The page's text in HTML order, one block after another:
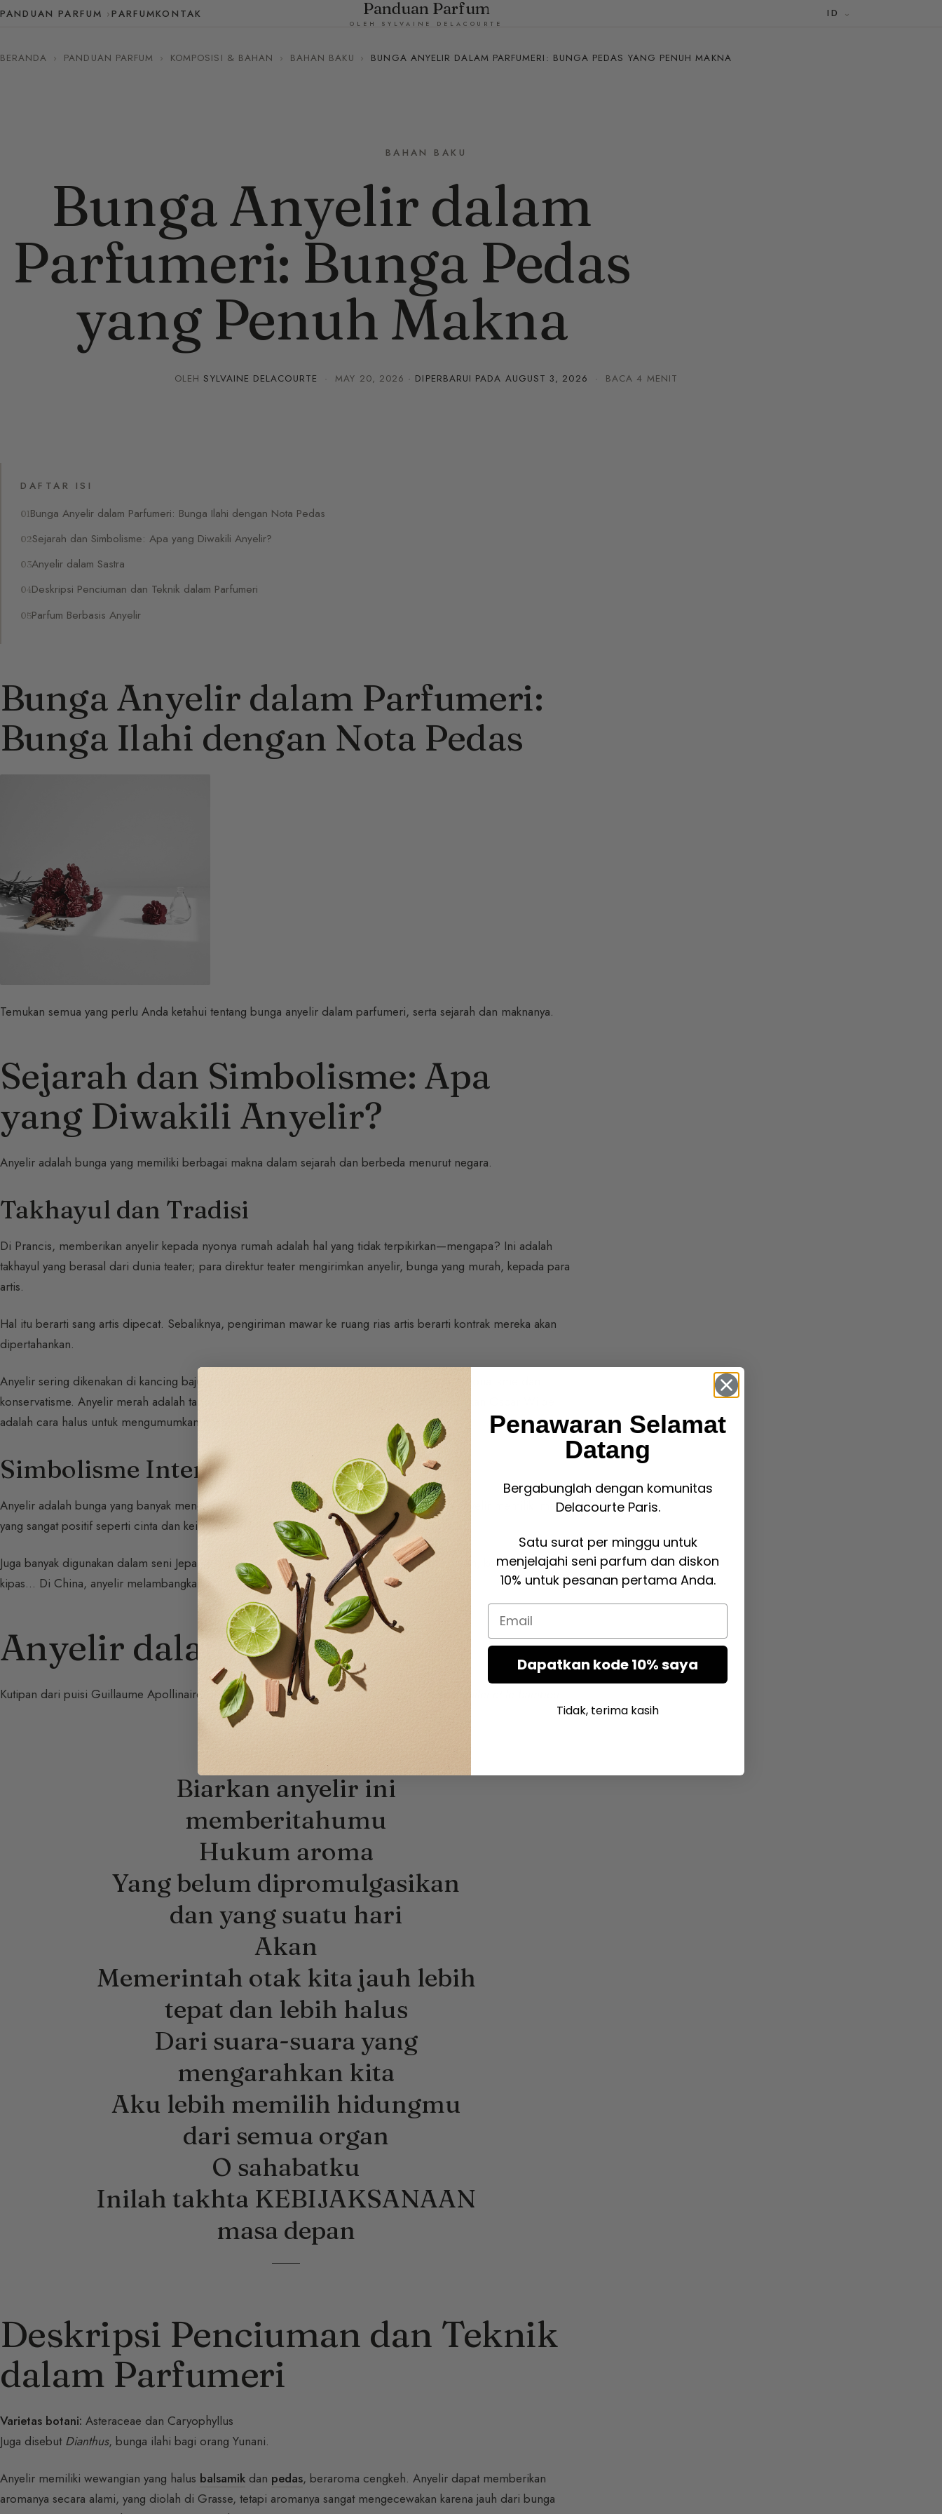
PANDUAN PARFUM PARFUMKONTAK Panduan Parfum
OLEH SYLVAINE DELACOURTE
ID
BERANDA › PANDUAN PARFUM › KOMPOSISI & BAHAN › BAHAN BAKU › BUNGA ANYELIR DALAM PARFUMERI: BUNGA PEDAS YANG PENUH MAKNA
BAHAN BAKU
Bunga Anyelir dalam
Parfumeri: Bunga Pedas
yang Penuh Makna
OLEH SYLVAINE DELACOURTE ·MAY 20, 2026 · DIPERBARUI PADA AUGUST 3, 2026 · BACA 4 MENIT
DAFTAR ISI
Bunga Anyelir dalam Parfumeri: Bunga Ilahi dengan Nota Pedas
Sejarah dan Simbolisme: Apa yang Diwakili Anyelir?
Anyelir dalam Sastra
Deskripsi Penciuman dan Teknik dalam Parfumeri
Parfum Berbasis Anyelir
Bunga Anyelir dalam Parfumeri:
Bunga Ilahi dengan Nota Pedas
Temukan semua yang perlu Anda ketahui tentang bunga anyelir dalam parfumeri, serta sejarah dan maknanya.
Sejarah dan Simbolisme: Apa
yang Diwakili Anyelir?
Anyelir adalah bunga yang memiliki berbagai makna dalam sejarah dan berbeda menurut negara.
Takhayul dan Tradisi
Di Prancis, memberikan anyelir kepada nyonya rumah adalah hal yang tidak terpikirkan—mengapa? Ini adalah
takhayul yang berasal dari dunia teater; para direktur teater mengirimkan anyelir, bunga yang murah, kepada para
artis.
Hal itu berarti sang artis dipecat. Sebaliknya, pengiriman mawar ke ruang rias artis berarti kontrak mereka akan
dipertahankan.
Anyelir sering dikenakan di kancing baju. Henri IV memakainya berwarna putih, simbol tradisionalisme dan
konservatisme. Anyelir merah adalah tanda revolusioner. Sementara anyelir hijau yang dikenakan Oscar Wilde
adalah cara halus untuk mengumumkan homoseksualitasnya.
Simbolisme Internasional
Anyelir adalah bunga yang banyak menghiasi pemakaman di Prancis, sementara di Jepang anyelir memiliki makna
yang sangat positif seperti cinta dan keistimewaan. Sering diberikan pada hari perayaan ibu.
Juga banyak digunakan dalam seni Jepang: ikebana, puisi, film, buku, kimono, peralatan makan, kertas origami,
kipas… Di China, anyelir melambangkan kesuksesan sosial dan kebahagiaan.
Anyelir dalam Sastra
Kutipan dari puisi Guillaume Apollinaire, sebuah calligramme,Étendards – la mandoline, l’œillet et le bambou
Biarkan anyelir ini
memberitahumu
Hukum aroma
Yang belum dipromulgasikan
dan yang suatu hari
Akan
Memerintah otak kita jauh lebih
tepat dan lebih halus
Dari suara-suara yang
mengarahkan kita
Aku lebih memilih hidungmu
dari semua organ
O sahabatku
Inilah takhta KEBIJAKSANAAN
masa depan
Deskripsi Penciuman dan Teknik
dalam Parfumeri
Varietas botani: Asteraceae dan Caryophyllus
Juga disebut Dianthus, bunga ilahi bagi orang Yunani.
Anyelir memiliki wewangian yang halus balsamik dan pedas, beraroma cengkeh. Anyelir dapat memberikan
aromanya secara alami, yang diolah di Grasse, tetapi aromanya sangat mengecewakan karena jauh dari bunga
Penawaran Selamat
Datang
Bergabunglah dengan komunitas
Delacourte Paris.
Satu surat per minggu untuk
menjelajahi seni parfum dan diskon
10% untuk pesanan pertama Anda.
Email
Dapatkan kode 10% saya
Tidak, terima kasih